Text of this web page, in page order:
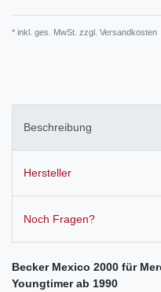
* inkl. ges. MwSt. zzgl. Versandkosten
Beschreibung
Hersteller
Noch Fragen?
Becker Mexico 2000 für
Youngtimer ab 1990